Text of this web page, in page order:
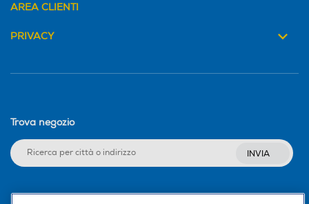
AREA CLIENTI
PRIVACY
Trova negozio
INVIA